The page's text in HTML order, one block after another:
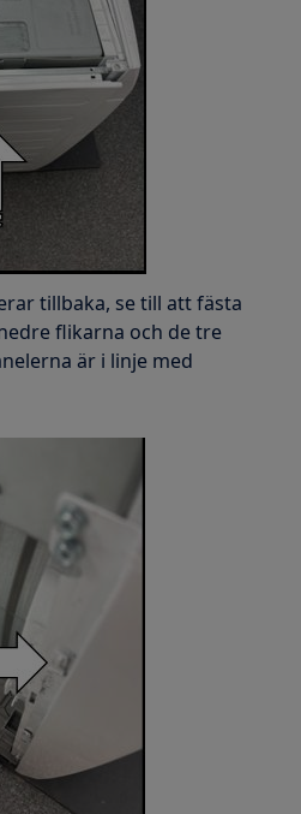
tillbaka, se till att fästa
flikarna och de tre
är i linje med